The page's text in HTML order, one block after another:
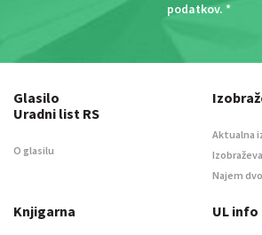
podatkov. *
Glasilo
Uradni list RS
O glasilu
Aktualna
Najem
Knjigarna UL